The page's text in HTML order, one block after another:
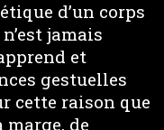
d’un corps
jamais
et
gestuelles
cette raison que
marge, de